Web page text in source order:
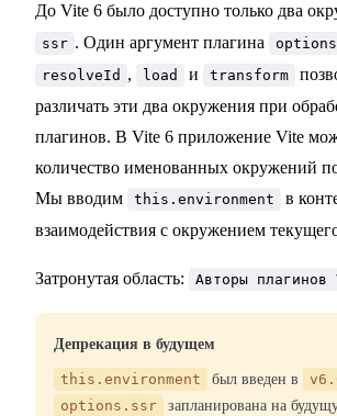
До Vite 6 было доступно только два
ssr . Один аргумент плагина
resolveId , load и transform
различать эти два окружения при
плагинов. В Vite 6 приложение Vite
количество именованных окружений
Мы вводим
this.environment
в
взаимодействия с окружением
Затронутая область: Авторы
Депрекация в будущем
this.environment был введен в
options.ssr
запланирована на